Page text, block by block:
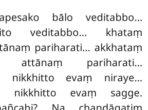
bālo veditabbo…
veditabbo… khataṃ
pariharati… akkhataṃ
attānaṃ pariharati…
nikkhitto evaṃ niraye…
nikkhitto evaṃ sagge.